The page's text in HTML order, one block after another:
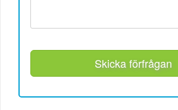
Skicka förfrågan